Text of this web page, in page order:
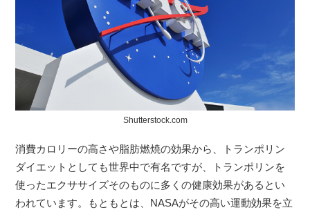
Shutterstock.com
消費カロリーの高さや脂肪燃焼の効果から、トランポリン
ダイエットとしても世界中で有名ですが、トランポリンを
使ったエクササイズそのものに多くの健康効果があるとい
われています。もともとは、NASAがその高い運動効果を立